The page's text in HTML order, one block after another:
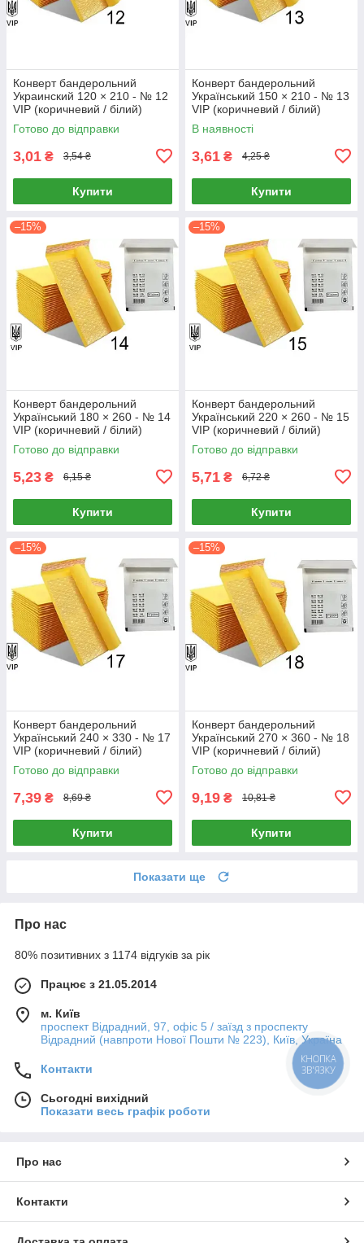
Конверт бандерольний
Украинский 120 × 210 - № 12
VIP (коричневий / білий)
Готово до відправки
3,01 ₴ 3,54 ₴
Купити
Конверт бандерольний
Український 150 × 210 - № 13
VIP (коричневий / білий)
В наявності
3,61 ₴ 4,25 ₴
Купити
–15%
Конверт бандерольний
Український 180 × 260 - № 14
VIP (коричневий / білий)
Готово до відправки
5,23 ₴ 6,15 ₴
Купити
–15%
Конверт бандерольний
Український 220 × 260 - № 15
VIP (коричневий / білий)
Готово до відправки
5,71 ₴ 6,72 ₴
Купити
–15%
Конверт бандерольний
Український 240 × 330 - № 17
VIP (коричневий / білий)
Готово до відправки
7,39 ₴ 8,69 ₴
Купити
–15%
Конверт бандерольний
Український 270 × 360 - № 18
VIP (коричневий / білий)
Готово до відправки
9,19 ₴ 10,81 ₴
Купити
Показати ще
Про нас
80% позитивних з 1174 відгуків за рік
Працює з 21.05.2014
м. Київ
проспект Відрадний, 97, офіс 5 / заїзд з проспекту
Відрадний (навпроти Нової Пошти № 223), Київ, Україна
Контакти
Сьогодні вихідний
Показати весь графік роботи
Про нас
Контакти
КНОПКА
ЗВ'ЯЗКУ